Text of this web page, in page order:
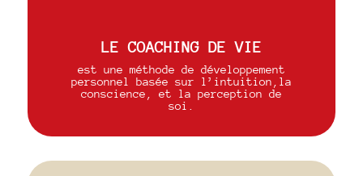
LE COACHING DE VIE
est une méthode de développement
personnel basée sur l’intuition,la
conscience, et la perception de
soi.